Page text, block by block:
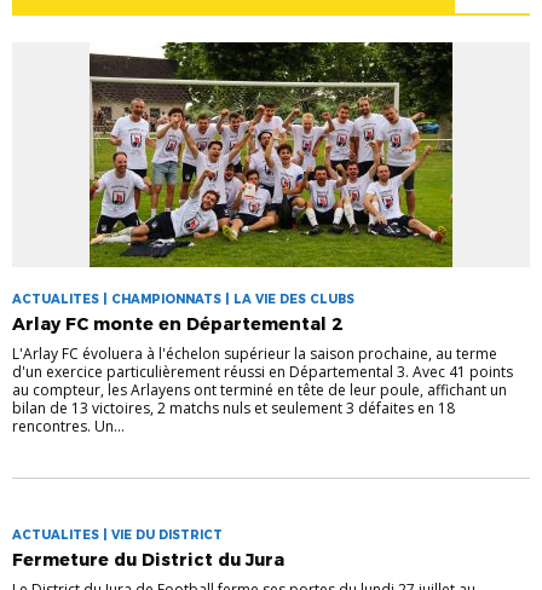
ACTUALITES | CHAMPIONNATS | LA VIE DES CLUBS
Arlay FC monte en Départemental 2
L'Arlay FC évoluera à l'échelon supérieur la saison prochaine, au terme
d'un exercice particulièrement réussi en Départemental 3. Avec 41 points
au compteur, les Arlayens ont terminé en tête de leur poule, affichant un
bilan de 13 victoires, 2 matchs nuls et seulement 3 défaites en 18
rencontres. Un...
ACTUALITES | VIE DU DISTRICT
Fermeture du District du Jura